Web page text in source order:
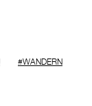
WANDERN